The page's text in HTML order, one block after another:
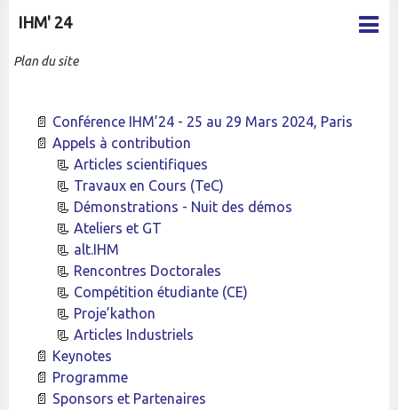
IHM' 24
Plan du site
Conférence IHM’24 - 25 au 29 Mars 2024, Paris
Appels à contribution
Articles scientifiques
Travaux en Cours (TeC)
Démonstrations - Nuit des démos
Ateliers et GT
alt.IHM
Rencontres Doctorales
Compétition étudiante (CE)
Proje’kathon
Articles Industriels
Keynotes
Programme
Sponsors et Partenaires